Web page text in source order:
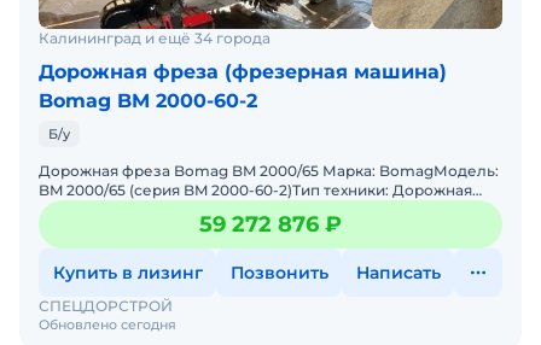
Калининград и ещё 34 города
Дорожная фреза (фрезерная машина)
Bomag BM 2000-60-2
Б/у
Дорожная фреза Bomag BM 2000/65 Марка: BomagМодель:
BM 2000/65 (серия BM 2000-60-2)Тип техники: Дорожная
фрезаГод выпуска: 2023 г.Наработка: 880 м/ч (минимальны
59 272 876 ₽
Купить в лизинг Позвонить Написать
Обновлено сегодня
СПЕЦДОРСТРОЙ